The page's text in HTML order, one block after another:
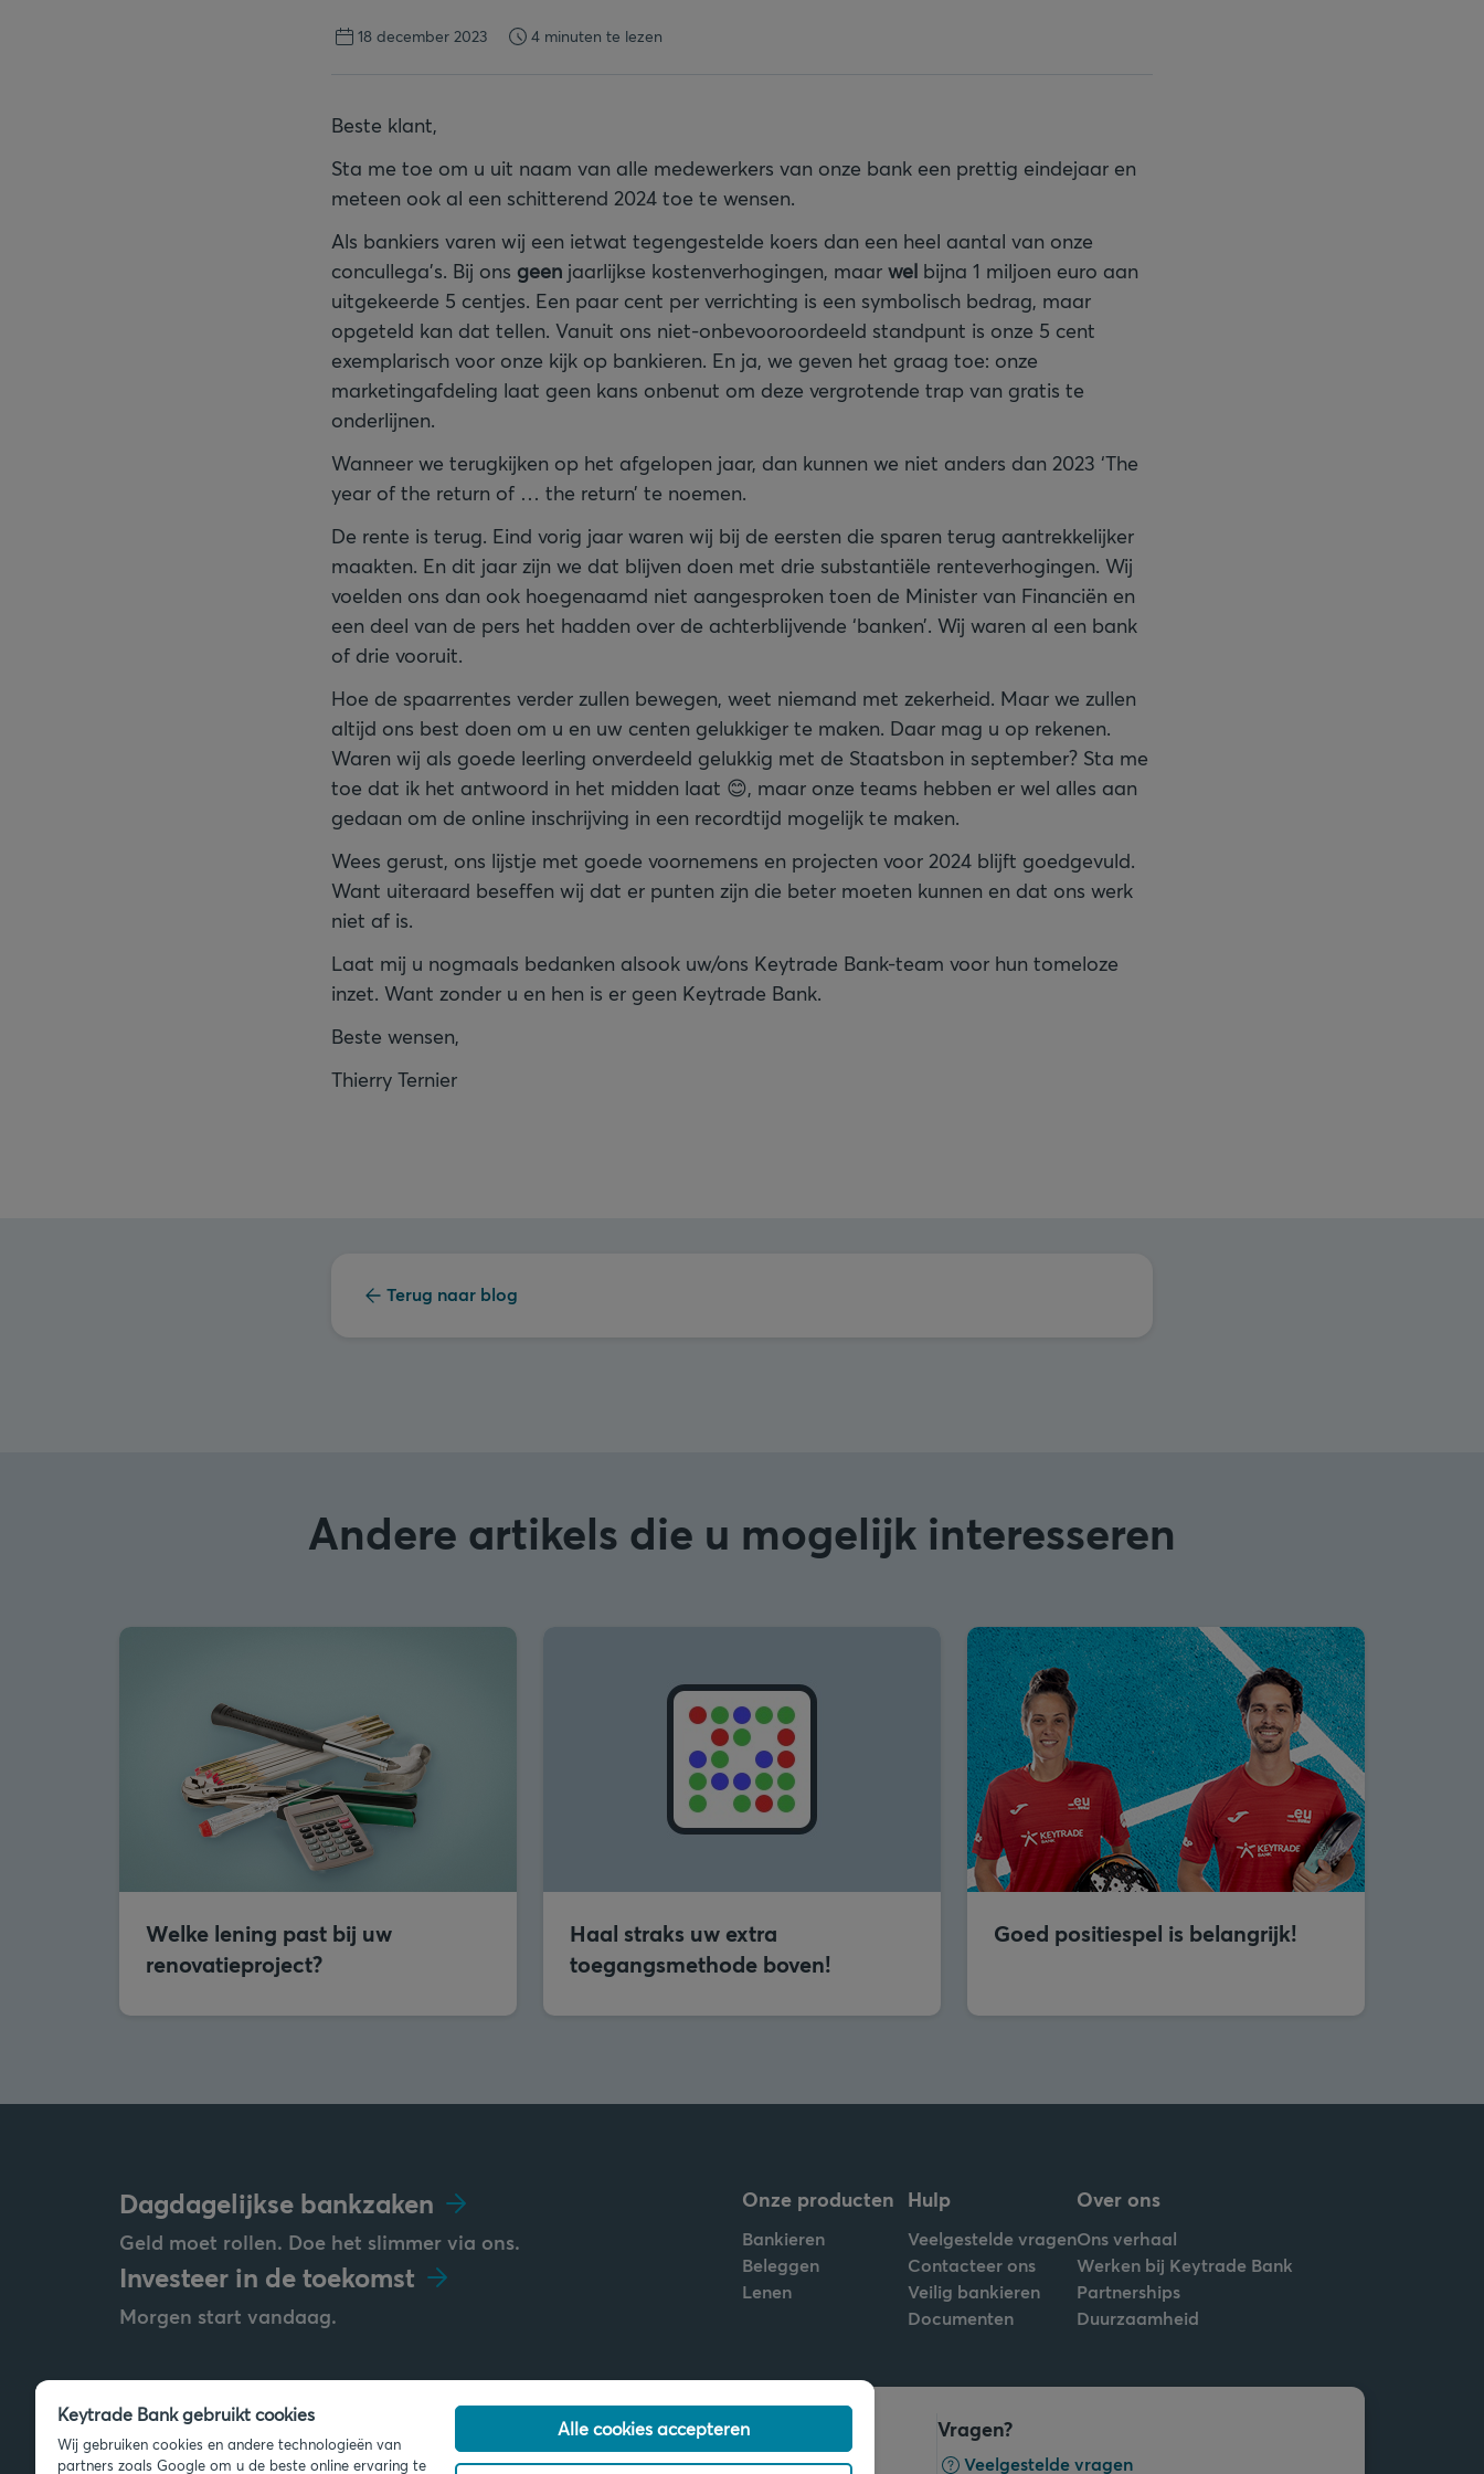
18 december 2023 4 minuten te lezen
Beste klant,
Sta me toe om u uit naam van alle medewerkers van onze bank een prettig eindejaar en
meteen ook al een schitterend 2024 toe te wensen.
Als bankiers varen wij een ietwat tegengestelde koers dan een heel aantal van onze
concullega’s. Bij ons geen jaarlijkse kostenverhogingen, maar wel bijna 1 miljoen euro aan
uitgekeerde 5 centjes. Een paar cent per verrichting is een symbolisch bedrag, maar
opgeteld kan dat tellen. Vanuit ons niet-onbevooroordeeld standpunt is onze 5 cent
exemplarisch voor onze kijk op bankieren. En ja, we geven het graag toe: onze
marketingafdeling laat geen kans onbenut om deze vergrotende trap van gratis te
onderlijnen.
Wanneer we terugkijken op het afgelopen jaar, dan kunnen we niet anders dan 2023 ‘The
year of the return of … the return’ te noemen.
De rente is terug. Eind vorig jaar waren wij bij de eersten die sparen terug aantrekkelijker
maakten. En dit jaar zijn we dat blijven doen met drie substantiële renteverhogingen. Wij
voelden ons dan ook hoegenaamd niet aangesproken toen de Minister van Financiën en
een deel van de pers het hadden over de achterblijvende ‘banken’. Wij waren al een bank
of drie vooruit.
Hoe de spaarrentes verder zullen bewegen, weet niemand met zekerheid. Maar we zullen
altijd ons best doen om u en uw centen gelukkiger te maken. Daar mag u op rekenen.
Waren wij als goede leerling onverdeeld gelukkig met de Staatsbon in september? Sta me
toe dat ik het antwoord in het midden laat 😊, maar onze teams hebben er wel alles aan
gedaan om de online inschrijving in een recordtijd mogelijk te maken.
Wees gerust, ons lijstje met goede voornemens en projecten voor 2024 blijft goedgevuld.
Want uiteraard beseffen wij dat er punten zijn die beter moeten kunnen en dat ons werk
niet af is.
Laat mij u nogmaals bedanken alsook uw/ons Keytrade Bank-team voor hun tomeloze
inzet. Want zonder u en hen is er geen Keytrade Bank.
Beste wensen,
Thierry Ternier
Terug naar blog
Andere artikels die u mogelijk interesseren
Welke lening past bij uw
renovatieproject?
Haal straks uw extra
toegangsmethode boven!
Goed positiespel is belangrijk!
Dagdagelijkse bankzaken
Geld moet rollen. Doe het slimmer via ons.
Investeer in de toekomst
Morgen start vandaag.
Onze producten
Bankieren
Beleggen
Lenen
Hulp
Veelgestelde vragen
Contacteer ons
Veilig bankieren
Documenten
Over ons
Ons verhaal
Werken bij Keytrade Bank
Partnerships
Duurzaamheid
Stuur ons een bericht
info@keytradebank.com
Bel ons
+32 2 679 90 00
Vragen?
Veelgestelde vragen
Keytrade Bank gebruikt cookies
Wij gebruiken cookies en andere technologieën van
partners zoals Google om u de beste online ervaring te
Alle cookies accepteren